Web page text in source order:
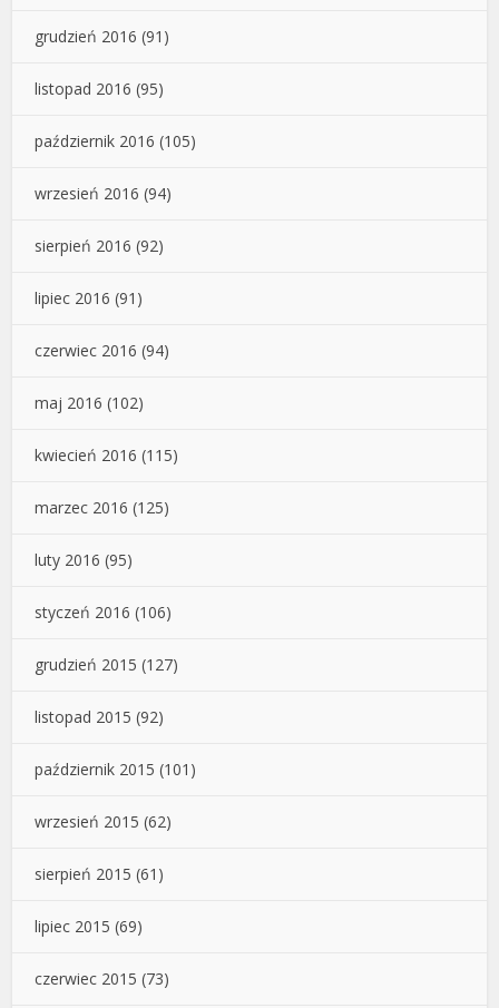
grudzień 2016 (91)
listopad 2016 (95)
październik 2016 (105)
wrzesień 2016 (94)
sierpień 2016 (92)
lipiec 2016 (91)
czerwiec 2016 (94)
maj 2016 (102)
kwiecień 2016 (115)
marzec 2016 (125)
luty 2016 (95)
styczeń 2016 (106)
grudzień 2015 (127)
listopad 2015 (92)
październik 2015 (101)
wrzesień 2015 (62)
sierpień 2015 (61)
lipiec 2015 (69)
czerwiec 2015 (73)